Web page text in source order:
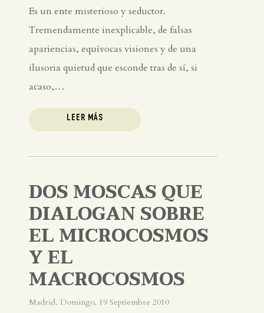
Es un ente misterioso y seductor.
Tremendamente inexplicable, de falsas
apariencias, equívocas visiones y de una
ilusoria quietud que esconde tras de sí, si
acaso,…
LEER MÁS
DOS MOSCAS QUE
DIALOGAN SOBRE
EL MICROCOSMOS
Y EL
MACROCOSMOS
Madrid. Domingo, 19 Septiembre 2010